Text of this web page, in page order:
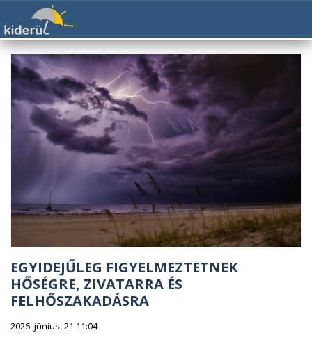
EGYIDEJŰLEG FIGYELMEZTETNEK
HŐSÉGRE, ZIVATARRA ÉS
FELHŐSZAKADÁSRA
2026. június. 21 11:04